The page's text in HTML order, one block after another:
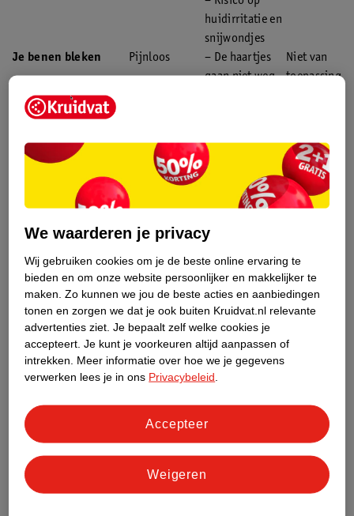
huidirritatie en
snijwondjes
Je benen bleken
Pijnloos
– De haartjes
gaan niet weg,
– Dikkere haren
blijven vaak
zichtbaar
– Je huid kan
branderig of
aanvoelen
Niet van
toepassing
Je benen waxen
– De haartjes
blijven langere
tijd weg
– Het
haarzakje
verzwakt
haartje na
waxbeurten
minder dik
teruggroeit.
– Vaak pijnlijk
– De haartjes
mogen niet te
kort zijn
Tot 28
dagen
We waarderen je privacy
Wij gebruiken cookies om je de beste online ervaring te
bieden en om onze website persoonlijker en makkelijker te
maken. Zo kunnen we jou de beste acties en aanbiedingen
tonen en zorgen we dat je ook buiten Kruidvat.nl relevante
advertenties ziet. Je bepaalt zelf welke cookies je
accepteert. Je kunt je voorkeuren altijd aanpassen of
intrekken.
Meer informatie over hoe we je gegevens
verwerken lees je in ons Privacybeleid
Weigeren
Accepteer